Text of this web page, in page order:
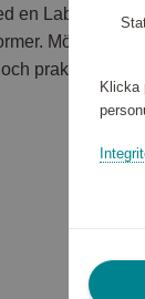
en Labrador-
Mönstret
praktisk även
Klicka